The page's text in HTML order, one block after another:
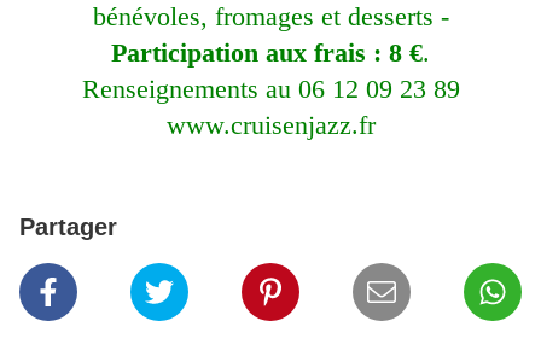
bénévoles, fromages et desserts -
Participation aux frais : 8 €.
Renseignements au 06 12 09 23 89
www.cruisenjazz.fr
Partager